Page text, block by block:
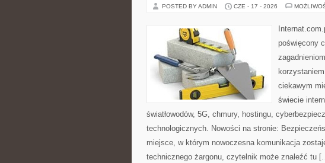
POSTED BY ADMIN CZE - 17 - 2026
poświęcony
ciekawym
świecie
światłowodów, 5G, chmury, hostingu,
technologicznych. Nowości na stronie:
miejsce, w którym nowoczesna komunikacja
technicznego żargonu, czytelnik może znaleźć tu